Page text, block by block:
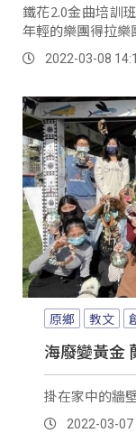
鐵花2.0金曲培訓
年輕的樂團得拉樂
2022-03-08
原鄉 教文
海廢變黃金
掛在家中的牆
2022-03-07